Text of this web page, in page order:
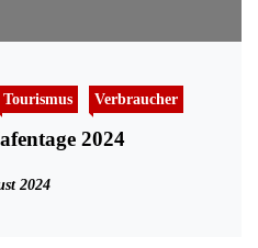
Tourismus Verbraucher
2024
2024